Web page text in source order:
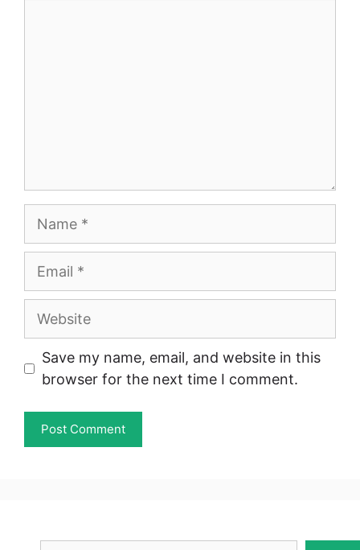
Name
Email
Website
Save my name, email, and website in this
browser for the next time I comment.